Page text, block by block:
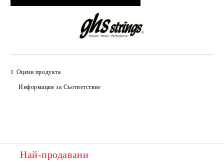
Оцени продукта
Информация за Съответствие
Най-продавани